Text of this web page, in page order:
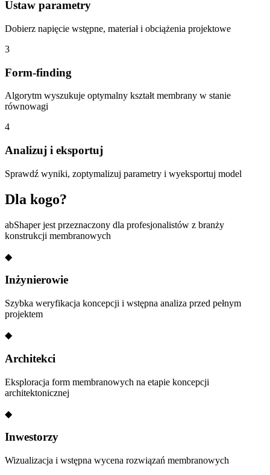
Ustaw parametry
Dobierz napięcie wstępne, materiał i obciążenia projektowe
3
Form-finding
Algorytm wyszukuje optymalny kształt membrany w stanie
równowagi
4
Analizuj i eksportuj
Sprawdź wyniki, zoptymalizuj parametry i wyeksportuj model
Dla kogo?
abShaper jest przeznaczony dla profesjonalistów z branży
konstrukcji membranowych
◆
Inżynierowie
Szybka weryfikacja koncepcji i wstępna analiza przed pełnym
projektem
◆
Architekci
Eksploracja form membranowych na etapie koncepcji
architektonicznej
◆
Inwestorzy
Wizualizacja i wstępna wycena rozwiązań membranowych